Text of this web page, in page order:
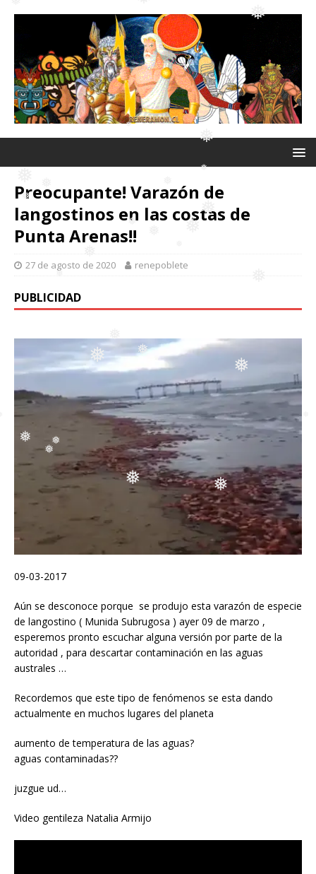
❅
❅
❅ ❅
❅
❅
❅
❅
❅
❅
❅
❅
❅
❅
❅
❅
Preocupante! Varazón de
langostinos en las costas de
Punta Arenas!!
27 de agosto de 2020 renepoblete
PUBLICIDAD
09-03-2017
Aún se desconoce porque se produjo esta varazón de especie
de langostino ( Munida Subrugosa ) ayer 09 de marzo ,
esperemos pronto escuchar alguna versión por parte de la
autoridad , para descartar contaminación en las aguas
australes …
Recordemos que este tipo de fenómenos se esta dando
actualmente en muchos lugares del planeta
aumento de temperatura de las aguas?
aguas contaminadas??
juzgue ud…
Video gentileza Natalia Armijo